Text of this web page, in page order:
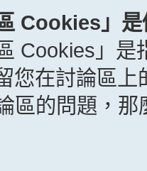
Cookies」
Cookies」
您在討論區
區的問題，